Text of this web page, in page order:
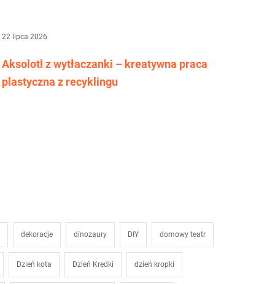
22 lipca 2026
Aksolotl z wytłaczanki – kreatywna praca
plastyczna z recyklingu
dekoracje dinozaury DIY domowy teatr
Dzień kota Dzień Kredki dzień kropki